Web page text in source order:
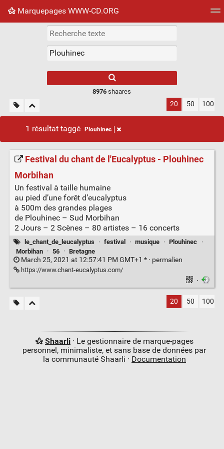
Marquepages WWW-CD.ORG
Nuage de tags Mur d'images
8976 shaares
20 50 100
1 résultat taggé Plouhinec
Festival du chant de l'Eucalyptus - Plouhinec
Morbihan
Un festival à taille humaine
au pied d’une forêt d’eucalyptus
à 500m des grandes plages
de Plouhinec – Sud Morbihan
2 Jours – 2 Scènes – 80 artistes – 16 concerts
le_chant_de_leucalyptus · festival · musique · Plouhinec
·
Morbihan
· 56 · Bretagne
March 25, 2021 at 12:57:41 PM GMT+1 * · permalien
https://www.chant-eucalyptus.com/
·
20 50 100
Shaarli· Le gestionnaire de marque-pages
personnel, minimaliste, et sans base de données par
la communauté Shaarli · Documentation